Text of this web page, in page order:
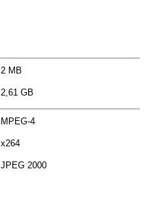
2 MB
2,61 GB
MPEG-4
x264
JPEG 2000